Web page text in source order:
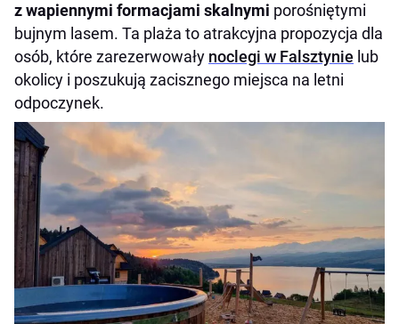
z wapiennymi formacjami skalnymi porośniętymi
bujnym lasem. Ta plaża to atrakcyjna propozycja dla
osób, które zarezerwowały noclegi w Falsztynie lub
okolicy i poszukują zacisznego miejsca na letni
odpoczynek.